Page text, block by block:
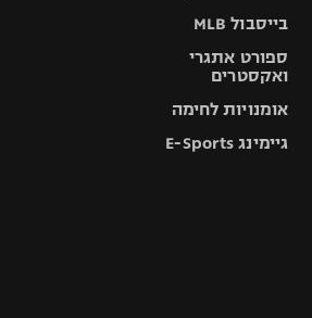
בייסבול MLB
ספורט אתגרי
ואקסטרים
אומנויות לחימה
גיימינג E-Sports